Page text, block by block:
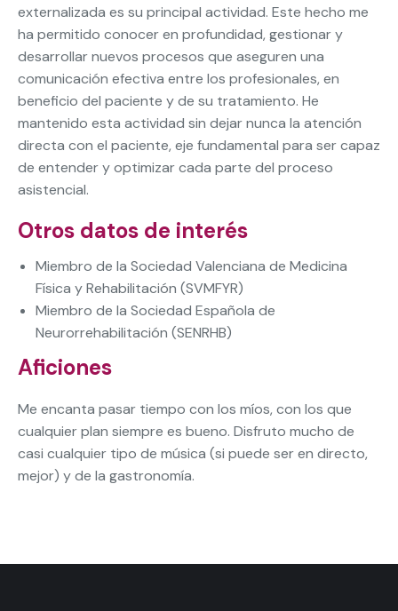
externalizada es su principal actividad. Este hecho me
ha permitido conocer en profundidad, gestionar y
desarrollar nuevos procesos que aseguren una
comunicación efectiva entre los profesionales, en
beneficio del paciente y de su tratamiento. He
mantenido esta actividad sin dejar nunca la atención
directa con el paciente, eje fundamental para ser capaz
de entender y optimizar cada parte del proceso
asistencial.
Otros datos de interés
Miembro de la Sociedad Valenciana de Medicina
Física y Rehabilitación (SVMFYR)
Miembro de la Sociedad Española de
Neurorrehabilitación (SENRHB)
Aficiones
Me encanta pasar tiempo con los míos, con los que
cualquier plan siempre es bueno. Disfruto mucho de
casi cualquier tipo de música (si puede ser en directo,
mejor) y de la gastronomía.